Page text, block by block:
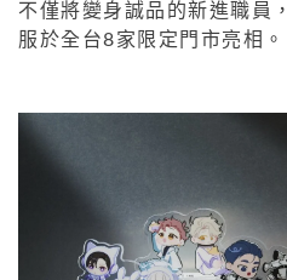
不僅將變身誠品的新進職員
服於全台8家限定門市亮相。